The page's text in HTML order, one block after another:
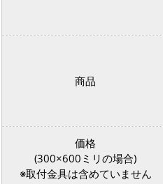
商品
価格
(300×600ミリの場合)
※取付金具は含めていません